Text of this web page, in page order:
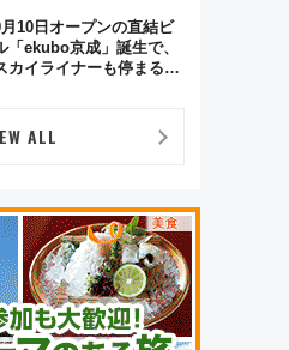
」も
10日オープンの直結ビ
「ekubo京成」誕生で、
カイライナーも停まる巨
開！ALL